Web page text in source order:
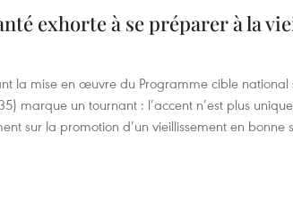
exhorte à se préparer à la
la mise en œuvre du Programme cible national
marque un tournant : l’accent n’est plus
sur la promotion d’un vieillissement en